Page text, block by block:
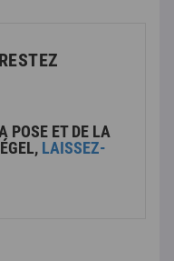
POSE ET DE LA
LAISSEZ-